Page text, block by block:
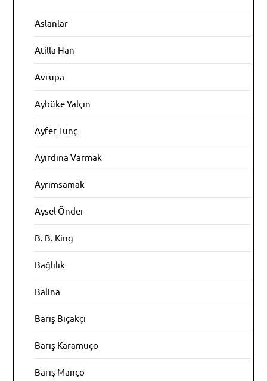
Aslanlar
Atilla Han
Avrupa
Aybüke Yalçın
Ayfer Tunç
Ayırdına Varmak
Ayrımsamak
Aysel Önder
B. B. King
Bağlılık
Balina
Barış Bıçakçı
Barış Karamuço
Barış Manço